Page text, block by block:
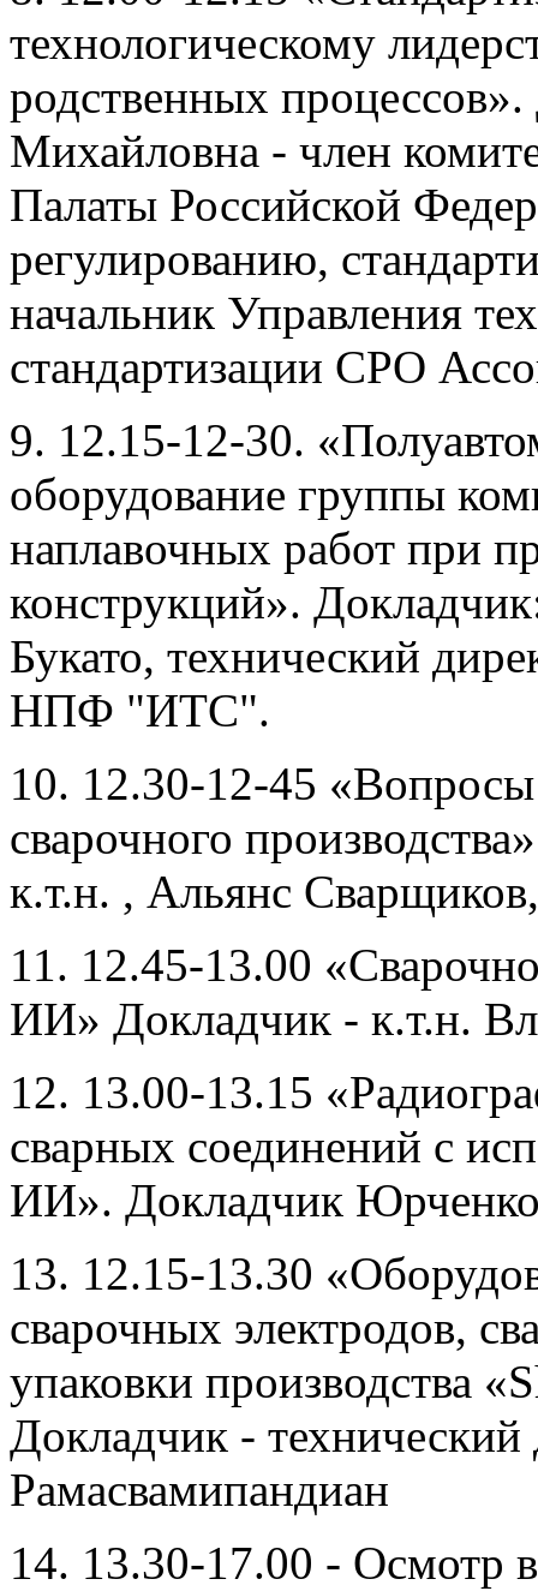
технологическому
родственных
Михайловна - член
Палаты Российской
регулированию,
начальник Управления
стандартизации СРО
9. 12.15-12-30.
оборудование группы
наплавочных работ при
конструкций».
Букато, технический
НПФ "ИТС".
10. 12.30-12-45 «Вопросы
сварочного
к.т.н. , Альянс
11. 12.45-13.00
ИИ» Докладчик - к.т.н.
12. 13.00-13.15
сварных соединений с
ИИ». Докладчик
13. 12.15-13.30
сварочных электродов,
упаковки производства
Докладчик -
Рамасвамипандиан
14. 13.30-17.00 - Осмотр